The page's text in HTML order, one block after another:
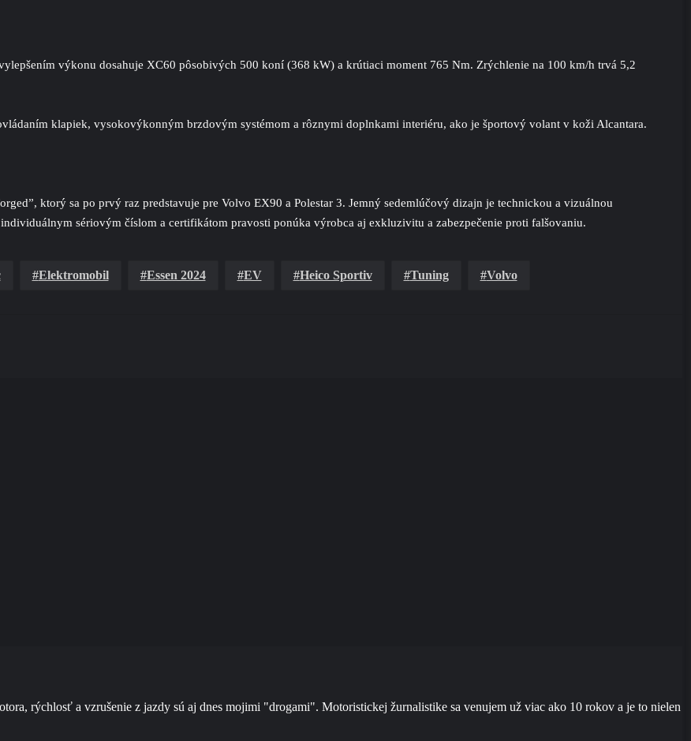
výkonu dosahuje XC60 pôsobivých 500 koní (368 kW) a krútiaci moment 765 Nm. Zrýchlenie na 100 km/h trvá 5,2
klapiek, vysokovýkonným brzdovým systémom a rôznymi doplnkami interiéru, ako je športový volant v koži Alcantara.
ktorý sa po prvý raz predstavuje pre Volvo EX90 a Polestar 3. Jemný sedemlúčový dizajn je technickou a vizuálnou
sériovým číslom a certifikátom pravosti ponúka výrobca aj exkluzivitu a zabezpečenie proti falšovaniu.
Elektromobil Essen 2024 EV Heico Sportiv Tuning Volvo
rýchlosť a vzrušenie z jazdy sú aj dnes mojimi "drogami". Motoristickej žurnalistike sa venujem už viac ako 10 rokov a je to nielen